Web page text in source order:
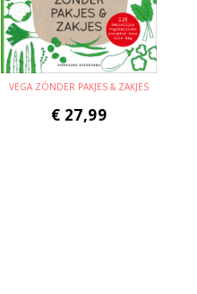
VEGA ZÓNDER PAKJES & ZAKJES
€ 27,99